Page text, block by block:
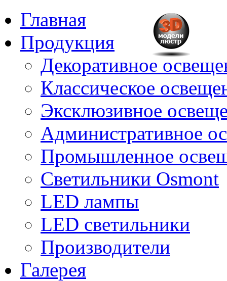
Главная
Продукция
Декоративное
Классическое
Эксклюзивное
Административное
Промышленное
Светильники Osmont
LED лампы
LED светильники
Производители
Галерея